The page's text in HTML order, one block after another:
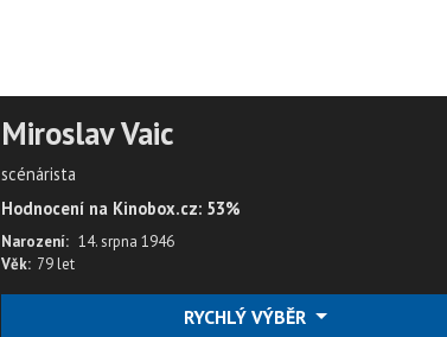
Miroslav Vaic
scénárista
Hodnocení na Kinobox.cz: 53%
Narození: 14. srpna 1946
Věk: 79 let
RYCHLÝ VÝBĚR